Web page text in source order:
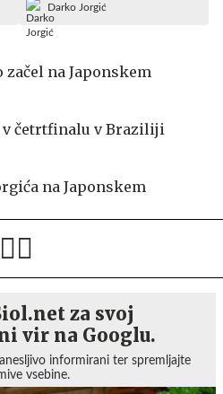
Darko Jorgić
na Japonskem
v četrtfinalu v Braziliji
na Japonskem
za svoj
vir na Googlu.
informirani ter spremljajte
vsebine.